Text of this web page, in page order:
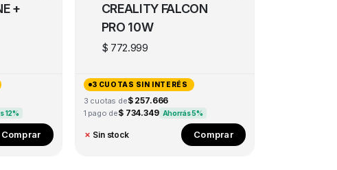
+
12%
Comprar
CREALITY FALCON
PRO 10W
$ 772.999
3 CUOTAS SIN INTERÉS
3 cuotas de$ 257.666
1 pago de$ 734.349 Ahorrás 5%
✗ Sin stock Comprar